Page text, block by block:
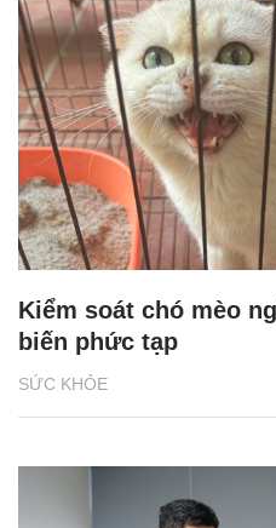
SỨC KHỎE
Kiểm soát chó mèo
biến phức tạp